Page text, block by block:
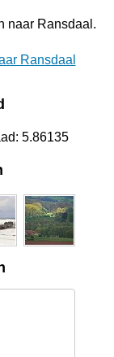
naar Ransdaal.
Ransdaal
5.86135